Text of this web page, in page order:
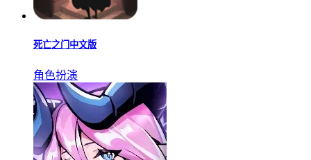
死亡之门中文版
角色扮演